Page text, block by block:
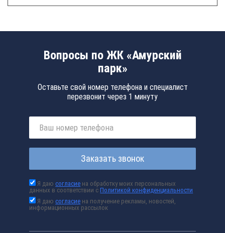
Вопросы по ЖК «Амурский
парк»
Оставьте свой номер телефона и специалист
перезвонит через 1 минуту
Заказать звонок
Я даюсогласие на обработку моих персональных
данных в соответствии сПолитикой конфиденциальности
Я даюсогласие на получение рекламы, новостей,
информационных рассылок